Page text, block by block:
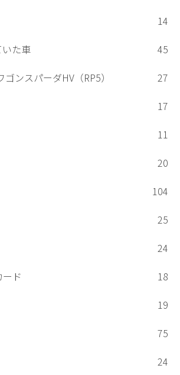
14
た車
45
ゴンスパーダHV（RP5）
27
17
11
20
104
25
24
ド
18
19
75
24